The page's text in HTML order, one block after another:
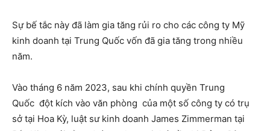
Sự bế tắc này đã làm gia tăng rủi ro cho các công ty Mỹ
kinh doanh tại Trung Quốc vốn đã gia tăng trong nhiều
năm.
Vào tháng 6 năm 2023, sau khi chính quyền Trung
Quốc đột kích vào văn phòng của một số công ty có trụ
sở tại Hoa Kỳ, luật sư kinh doanh James Zimmerman tại